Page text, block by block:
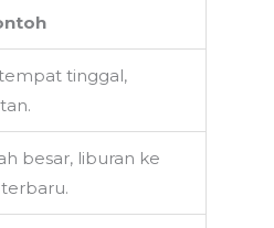
tinggal,
besar, liburan ke